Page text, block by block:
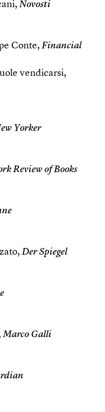
Novosti
Conte, Financial
vendicarsi,
Yorker
Review of Books
Der Spiegel
Marco Galli